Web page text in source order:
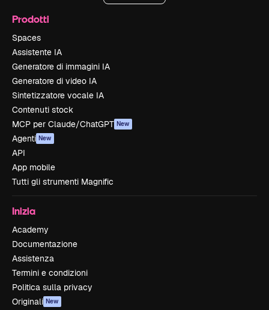
Prodotti
Spaces
Assistente IA
Generatore di immagini IA
Generatore di video IA
Sintetizzatore vocale IA
Contenuti stock
MCP per Claude/ChatGPT New
Agenti New
API
App mobile
Tutti gli strumenti Magnific
Inizia
Academy
Documentazione
Assistenza
Termini e condizioni
Politica sulla privacy
Originali New